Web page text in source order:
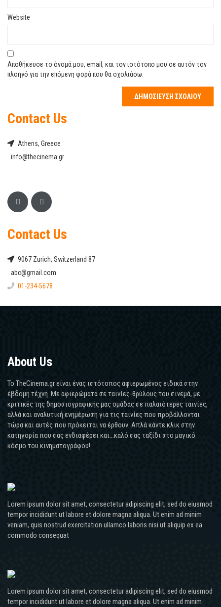
Website
Αποθήκευσε το όνομά μου, email, και τον ιστότοπο μου σε αυτόν τον
πλοηγό για την επόμενη φορά που θα σχολιάσω.
Contact Us
Athens, Greece
info@thecinema.gr
Contact Us
9067 Zurich, Switzerland 87
abc@gmail.com
01-234-5678
About Us
Το TheCinema.gr είναι ένας ιστότοπος αφιερωμένος ειδικά στην
έβδομη τέχνη. Με αφιερώματα σε ταινίες-θρύλους του σινεμά, με
κριτικές της δημοσιογραφικής μας ομάδας σε παλαιότερες ταινίες,
αλλά και αναλυτική ενημέρωση για τις ταινίες που προβάλλονται
τώρα και αυτές που πρόκειται να έρθουν. Απλά κάντε κλικ στην
κατηγορία που σας ενδιαφέρει και...καλό σας ταξίδι στο μαγικό
κόσμο του κινηματογράφου!
Lorem ipsum dolor sit amet, consectetur adipiscing elit, sed do eiusmod
tempor incididunt ut labore et dolore magna aliqua. Ut enim ad minim
veniam, quis nostrud exercitation ullamco laboris nisi ut aliquip ex ea
commodo consequat
Lorem ipsum dolor sit amet, consectetur adipiscing elit, sed do eiusmod
tempor incididunt ut labore et dolore magna aliqua. Ut enim ad minim